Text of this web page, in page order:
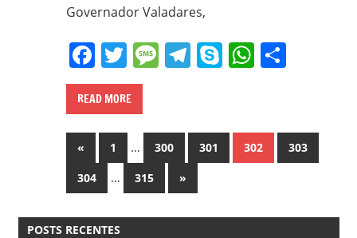
Governador Valadares,
Facebook
Twitter
Message
Telegram
SkypeShare
READ MORE
Paginação
de
posts
«Previous
Posts
1 … 300 301 302
303
304
… 315
Next
Posts
»
POSTS RECENTES